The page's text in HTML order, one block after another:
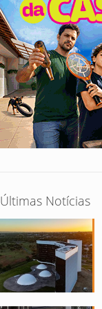
Últimas Notícias